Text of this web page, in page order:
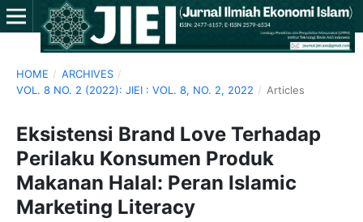
HOME / ARCHIVES /
VOL. 8 NO. 2 (2022): JIEI : VOL. 8, NO. 2, 2022 / Articles
Eksistensi Brand Love Terhadap
Perilaku Konsumen Produk
Makanan Halal: Peran Islamic
Marketing Literacy